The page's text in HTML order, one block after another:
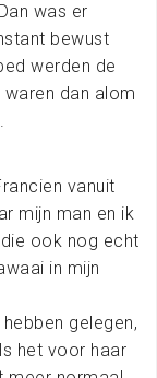
was er
bewust
werden de
dan alom
vanuit
mijn man en ik
ook nog echt
in mijn
gelegen,
het voor haar